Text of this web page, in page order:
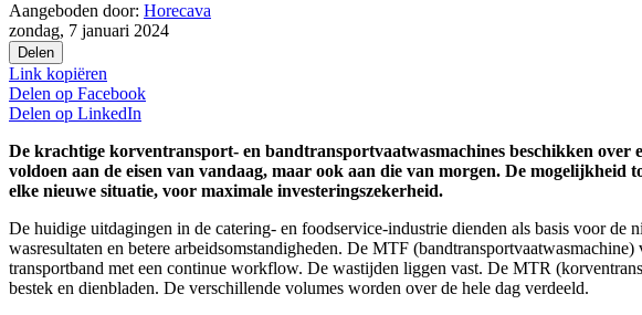
Aangeboden door: Horecava
zondag, 7 januari 2024
Delen
Link kopiëren
Delen op Facebook
Delen op LinkedIn
De krachtige korventransport- en bandtransportvaatwasmachines beschikken
voldoen aan de eisen van vandaag, maar ook aan die van morgen. De
elke nieuwe situatie, voor maximale investeringszekerheid.
De huidige uitdagingen in de catering- en foodservice-industrie dienden als basis voor
wasresultaten en betere arbeidsomstandigheden. De MTF
transportband met een continue workflow. De wastijden liggen vast. De MTR
bestek en dienbladen. De verschillende volumes worden over de hele dag verdeeld.